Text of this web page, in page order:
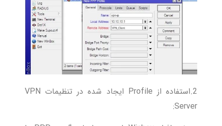
2.استفاده از Profile ایجاد شده در تنظیمات VPN
Server: